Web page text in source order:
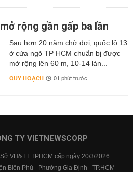
rộng gần gấp ba lần
Sau hơn 20 năm chờ đợi, quốc lộ 13
ở cửa ngõ TP HCM chuẩn bị được
mở rộng lên 60 m, 10-14 làn...
QUY HOẠCH 01 phút trước
TY VIETNEWSCORP
VH&TT TPHCM cấp ngày 20/3/2026
Biên Phủ - Phường Gia Định - TP.HCM